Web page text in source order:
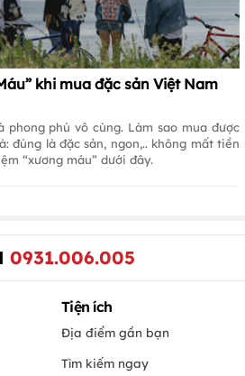
khi mua đặc sản Việt Nam
phong phú vô cùng. Làm sao mua được
đúng là đặc sản, ngon,.. không mất tiền
“xương máu” dưới đây.
0931.006.005
Tiện ích
Địa điểm gần bạn
Tìm kiếm ngay